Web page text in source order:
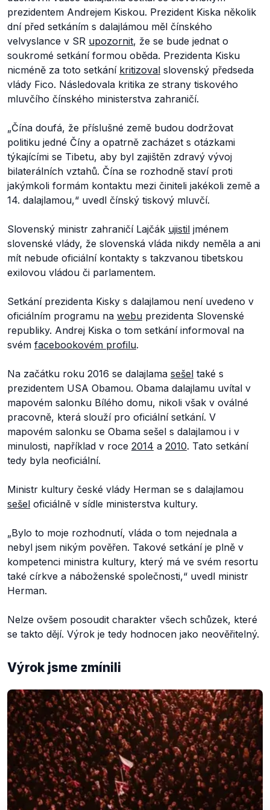
prezidentem Andrejem Kiskou. Prezident Kiska několik
dní před setkáním s dalajlámou měl čínského
velvyslance v SR upozornit, že se bude jednat o
soukromé setkání formou oběda. Prezidenta Kisku
nicméně za toto setkání kritizoval slovenský předseda
vlády Fico. Následovala kritika ze strany tiskového
mluvčího čínského ministerstva zahraničí.
„Čína doufá, že příslušné země budou dodržovat
politiku jedné Číny a opatrně zacházet s otázkami
týkajícími se Tibetu, aby byl zajištěn zdravý vývoj
bilaterálních vztahů. Čína se rozhodně staví proti
jakýmkoli formám kontaktu mezi činiteli jakékoli země a
14. dalajlamou,“ uvedl čínský tiskový mluvčí.
Slovenský ministr zahraničí Lajčák ujistil jménem
slovenské vlády, že slovenská vláda nikdy neměla a ani
mít nebude oficiální kontakty s takzvanou tibetskou
exilovou vládou či parlamentem.
Setkání prezidenta Kisky s dalajlamou není uvedeno v
oficiálním programu na webu prezidenta Slovenské
republiky. Andrej Kiska o tom setkání informoval na
svém facebookovém profilu.
Na začátku roku 2016 se dalajlama sešel také s
prezidentem USA Obamou. Obama dalajlamu uvítal v
mapovém salonku Bílého domu, nikoli však v oválné
pracovně, která slouží pro oficiální setkání. V
mapovém salonku se Obama sešel s dalajlamou i v
minulosti, například v roce 2014 a 2010. Tato setkání
tedy byla neoficiální.
Ministr kultury české vlády Herman se s dalajlamou
sešel oficiálně v sídle ministerstva kultury.
„Bylo to moje rozhodnutí, vláda o tom nejednala a
nebyl jsem nikým pověřen. Takové setkání je plně v
kompetenci ministra kultury, který má ve svém resortu
také církve a náboženské společnosti,“ uvedl ministr
Herman.
Nelze ovšem posoudit charakter všech schůzek, které
se takto dějí. Výrok je tedy hodnocen jako neověřitelný.
Výrok jsme zmínili